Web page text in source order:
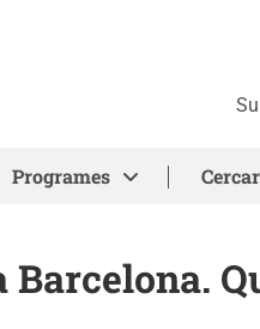
Programes Cercar